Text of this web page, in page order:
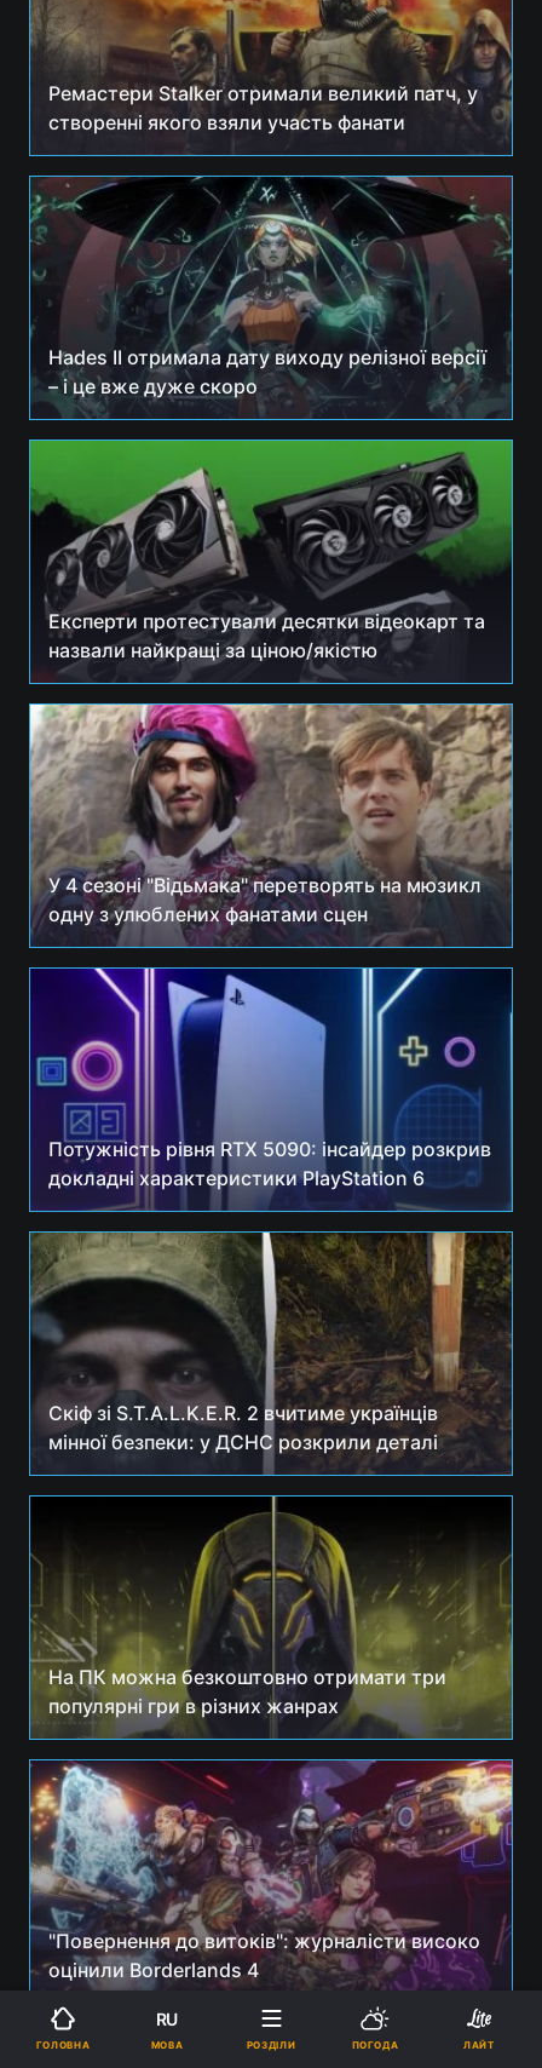
Ремастери Stalker отримали великий патч, у
створенні якого взяли участь фанати
Hades II отримала дату виходу релізної версії
– і це вже дуже скоро
Експерти протестували десятки відеокарт та
назвали найкращі за ціною/якістю
У 4 сезоні "Відьмака" перетворять на мюзикл
одну з улюблених фанатами сцен
Потужність рівня RTX 5090: інсайдер розкрив
докладні характеристики PlayStation 6
Скіф зі S.T.A.L.K.E.R. 2 вчитиме українців
мінної безпеки: у ДСНС розкрили деталі
На ПК можна безкоштовно отримати три
популярні гри в різних жанрах
"Повернення до витоків": журналісти високо
оцінили Borderlands 4
ГОЛОВНА
RU
МОВА РОЗДІЛИ ПОГОДА ЛАЙТ